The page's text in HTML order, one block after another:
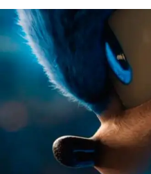
¡Luces,
Cámara
y
Velocidad:
comienza
el